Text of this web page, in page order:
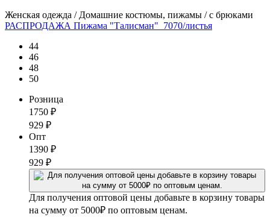
Женская одежда / Домашние костюмы, пижамы / с брюками
РАСПРОДАЖА Пижама "Талисман"_7070/листья
44
46
48
50
Розница
1750 ₽
929 ₽
Опт
1390 ₽
929 ₽
Для получения оптовой цены добавьте в корзину товары
на сумму от 5000₽ по оптовым ценам.